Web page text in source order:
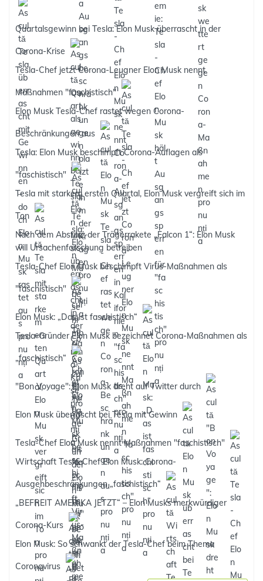
Quartalsgewinn bei Tesla: Elon Musk überrascht in der
Corona-Krise
Tesla-Chef jetzt Corona-Leugner Elon Musk nennt
Maßnahmen "faschistisch"
Elon Musk Tesla-Chef rastet wegen Corona-
Beschränkungen aus
Tesla: Elon Musk beschimpft Corona-Auflagen als
"faschistisch"
Tesla mit starkem ersten Quartal, Elon Musk vergreift sich im
Ton
Nach dem Absturz der Trägerrakete „Falcon 1“: Elon Musk
will Ursachenforschung betreiben
Tesla-Chef Elon Musk beschimpft Virus-Maßnahmen als
"faschistisch"
Elon Musk: „Das ist faschistisch“
Tesla-Gründer Elon Musk bezeichnet Corona-Maßnahmen als
„faschistisch“
"Bon Voyage": Elon Musk dreht auf Twitter durch
Elon Musk überrascht bei Tesla mit Gewinn
Tesla-Chef Elon Musk nennt Maßnahmen "faschistisch"
Wirtschaft Tesla-Chef Elon Musk: Corona-
Ausgehbeschränkungen „faschistisch“
„BEFREIT AMERIKA JETZT“ – Elon Musks merkwürdiger
Corona-Kurs
Elon Musk: So schwankt der Tesla-Chef beim Thema
Coronavirus